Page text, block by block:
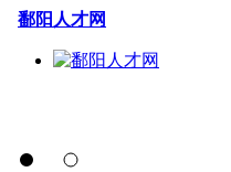
鄱阳人才网